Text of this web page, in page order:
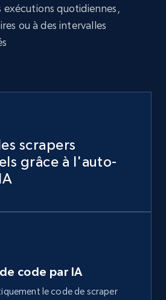
exécutions quotidiennes,
ou à des intervalles
scrapers
grâce à l'auto-
code par IA
le code de scraper